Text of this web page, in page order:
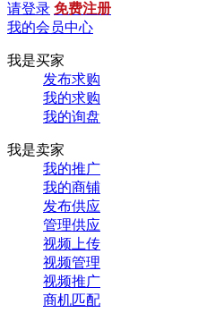
请登录 免费注册
我的会员中心
我是买家
发布求购
我的求购
我的询盘
我是卖家
我的推广
我的商铺
发布供应
管理供应
视频上传
视频管理
视频推广
商机匹配